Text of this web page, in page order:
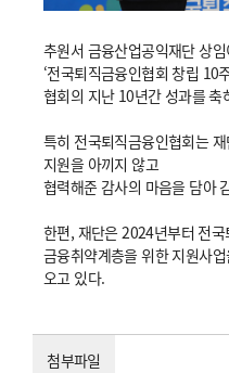
추원서 금융산업공익재단 상
‘전국퇴직금융인협회 창립 10
협회의 지난 10년간 성과를 축
특히 전국퇴직금융인협회는
지원을 아끼지 않고
협력해준 감사의 마음을 담아
한편, 재단은 2024년부터 전
금융취약계층을 위한 지원사
오고 있다.
첨부파일